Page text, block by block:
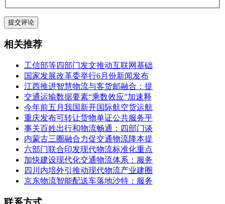
相关推荐
工信部等四部门发文推动互联网基础
国家发展改革委举行6月份新闻发布
江西推进智慧物流与客货邮融合：提
交通运输数据要素“乘数效应”加速释
今年前五月我国新开国际航空货运航
重庆发布可转让货物单证公共服务平
事关百姓出行和物流畅通：四部门谈
内蒙古三圈融合力促交通物流降本提
六部门联合印发现代物流标准化重点
加快建设现代化交通物流体系：服务
四川内培外引推动现代物流产业建圈
京东物流智能配送车落地沙特：服务